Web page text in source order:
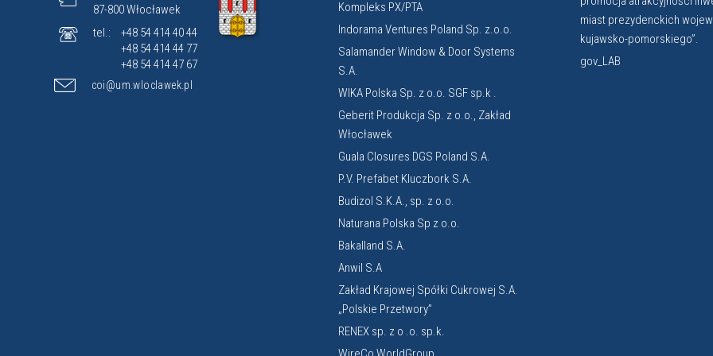
87-800 Włocławek
tel.:
+48 54 414 40 44
+48 54 414 44 77
+48 54 414 47 67
coi@um.wloclawek.pl
Kompleks PX/PTA
Indorama Ventures Poland Sp. z.o.o.
Salamander Window & Door Systems
S.A.
WIKA Polska Sp. z o.o. SGF sp.k .
Geberit Produkcja Sp. z o.o., Zakład
Włocławek
Guala Closures DGS Poland S.A.
P.V. Prefabet Kluczbork S.A.
Budizol S.K.A., sp. z o.o.
Naturana Polska Sp z o.o.
Bakalland S.A.
Anwil S.A
Zakład Krajowej Spółki Cukrowej S.A.
„Polskie Przetwory”
RENEX sp. z o .o. sp.k.
miast prezydenckich
kujawsko-pomorskiego”.
gov_LAB